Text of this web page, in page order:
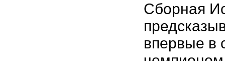
Сборная
впервые в